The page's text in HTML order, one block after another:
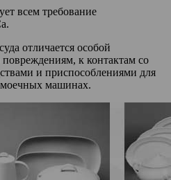
всем требование
отличается особой
к контактам со
и приспособлениями для
машинах.